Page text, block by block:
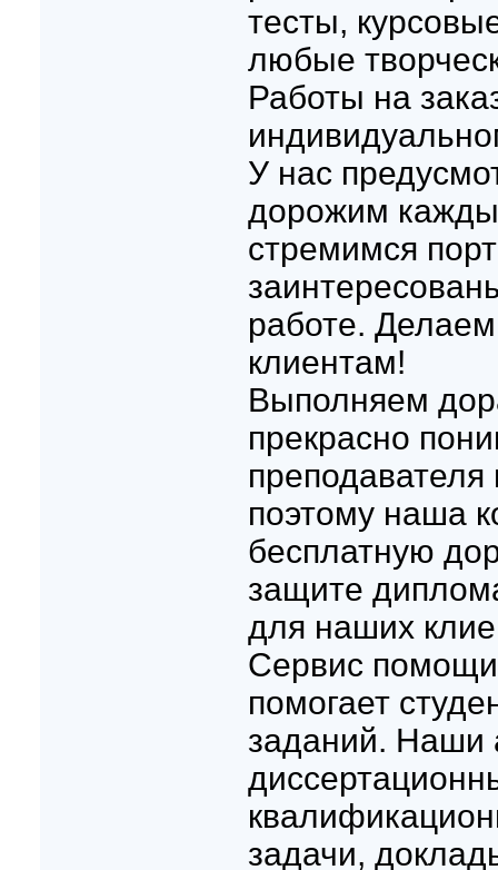
тесты,
любые
Работы на
У нас
дорожим
стремимся
работе.
клиентам!
Выполняем
прекрасно
поэтому наша
бесплатную
защите
для наших
Сервис
помогает
заданий. Наши
задачи,